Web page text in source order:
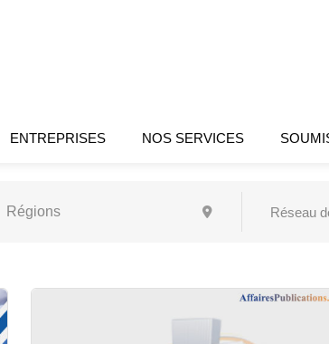
ENTREPRISES NOS SERVICES
Réseau